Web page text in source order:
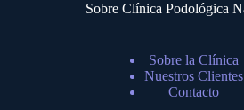
Sobre Clínica Podológica
Sobre la Clínica
Nuestros Clientes
Contacto